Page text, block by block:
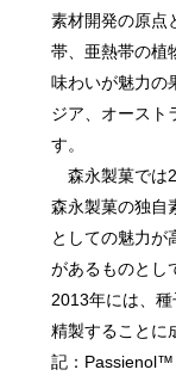
素材開発の原点
帯、亜熱帯の植
味わいが魅力の
ジア、オースト
す。
森永製菓では
森永製菓の独自
としての魅力が
があるものとし
2013年には、種
精製することに
記：Passienol™